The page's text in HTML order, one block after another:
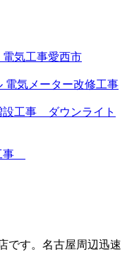
気工事愛西市
気メーター改修工事
工事 ダウンライト
事
です。名古屋周辺迅速